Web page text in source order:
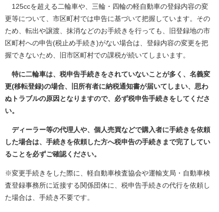
125ccを超える二輪車や、三輪・四輪の軽自動車の登録内容の変
更等について、市区町村では申告に基づいて把握しています。その
ため、転出や譲渡、抹消などのお手続きを行っても、旧登録地の市
区町村への申告(税止め手続き)がない場合は、登録内容の変更を把
握できないため、旧市区町村での課税が続いてしまいます。
特に二輪車は、税申告手続きをされていないことが多く、名義変
更(移転登録)の場合、旧所有者に納税通知書が届いてしまい、思わ
ぬトラブルの原因となりますので、必ず税申告手続きをしてくださ
い。
ディーラー等の代理人や、個人売買などで購入者に手続きを依頼
した場合は、手続きを依頼した方へ税申告の手続きまで完了してい
ることを必ずご確認ください。
※変更手続きをした際に、軽自動車検査協会や運輸支局・自動車検
査登録事務所に近接する関係団体に、税申告手続きの代行を依頼し
た場合は、手続き不要です。